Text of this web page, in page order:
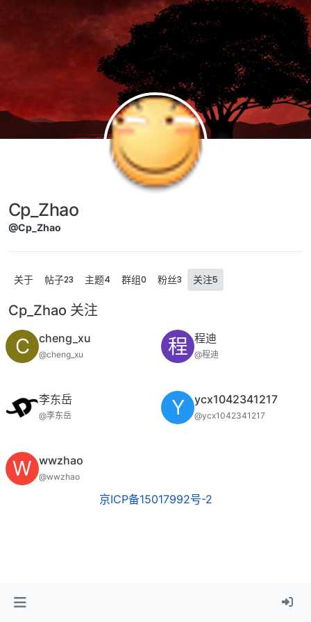
Cp_Zhao
@Cp_Zhao
关于 帖子23 主题4 群组0 粉丝3 关注5
Cp_Zhao 关注
C cheng_xu
@cheng_xu 程 程迪
@程迪
李东岳
@李东岳 Y ycx1042341217
@ycx1042341217
W wwzhao
@wwzhao
京ICP备15017992号-2